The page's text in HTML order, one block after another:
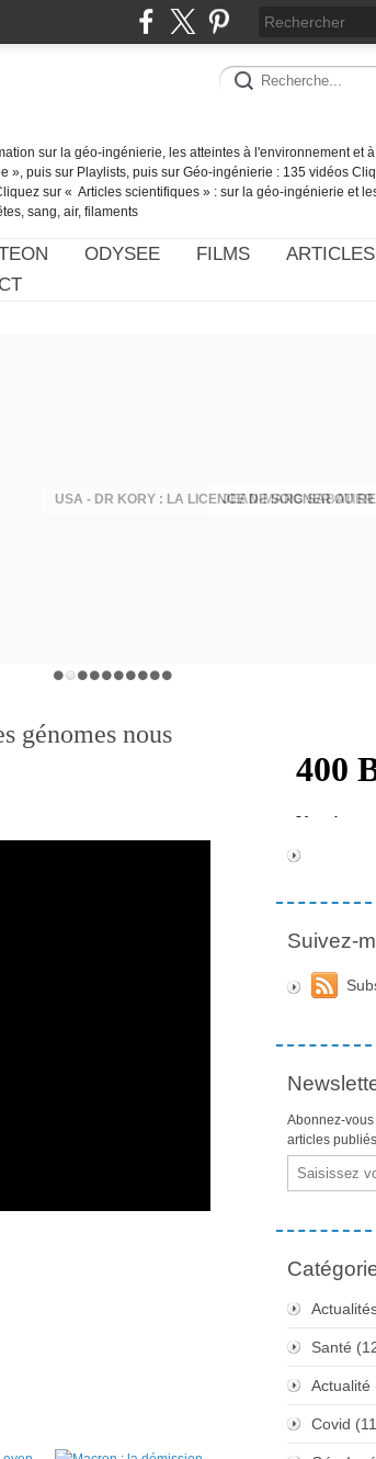
sur la géo-ingénierie, les atteintes à l'environnement et
», puis sur Playlists, puis sur Géo-ingénierie : 135 vidéos
sur « Articles scientifiques » : sur la géo-ingénierie et
sang, air, filaments
ODYSEE FILMS
génomes nous
Suivez-
Abonnez-
articles
Email
Santé
Actualité
Covid